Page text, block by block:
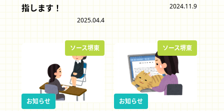
指します！
2025.04.4
2024.11.9
お知らせ
ソース堺東
お知らせ
ソース堺東